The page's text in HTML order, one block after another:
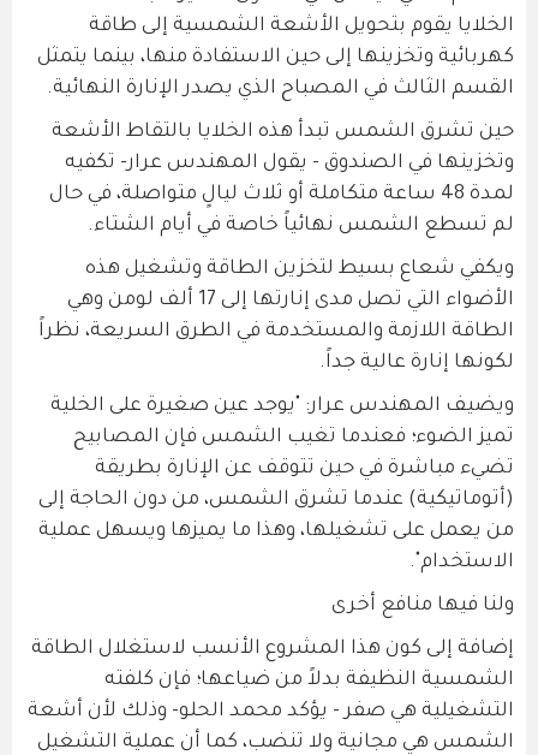
الخلايا يقوم بتحويل الأشعة الشمسية إلى طاقة
كهربائية وتخزينها إلى حين الاستفادة منها، بينما يتمثل
القسم الثالث في المصباح الذي يصدر الإنارة النهائية.
حين تشرق الشمس تبدأ هذه الخلايا بالتقاط الأشعة
وتخزينها في الصندوق - يقول المهندس عرار- تكفيه
لمدة 48 ساعة متكاملة أو ثلاث ليالٍ متواصلة، في حال
لم تسطع الشمس نهائياً خاصة في أيام الشتاء.
ويكفي شعاع بسيط لتخزين الطاقة وتشغيل هذه
الأضواء التي تصل مدى إنارتها إلى 17 ألف لومن وهي
الطاقة اللازمة والمستخدمة في الطرق السريعة، نظراً
لكونها إنارة عالية جداً.
ويضيف المهندس عرار: "يوجد عين صغيرة على الخلية
تميز الضوء؛ فعندما تغيب الشمس فإن المصابيح
تضيء مباشرة في حين تتوقف عن الإنارة بطريقة
(أتوماتيكية) عندما تشرق الشمس، من دون الحاجة إلى
من يعمل على تشغيلها، وهذا ما يميزها ويسهل عملية
الاستخدام".
ولنا فيها منافع أخرى
إضافة إلى كون هذا المشروع الأنسب لاستغلال الطاقة
الشمسية النظيفة بدلاً من ضياعها؛ فإن كلفته
التشغيلية هي صفر - يؤكد محمد الحلو- وذلك لأن أشعة
الشمس هي مجانية ولا تنضب، كما أن عملية التشغيل